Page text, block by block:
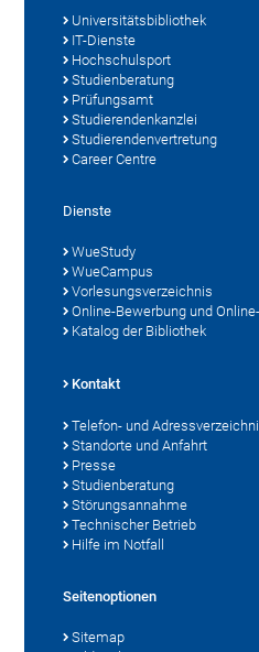
Universitätsbibliothek
IT-Dienste
Hochschulsport
Studienberatung
Prüfungsamt
Studierendenkanzlei
Studierendenvertretung
Career Centre
Dienste
WueStudy
WueCampus
Vorlesungsverzeichnis
Online-Bewerbung und
Katalog der Bibliothek
Kontakt
Telefon- und
Standorte und Anfahrt
Presse
Studienberatung
Störungsannahme
Technischer Betrieb
Hilfe im Notfall
Seitenoptionen
Sitemap